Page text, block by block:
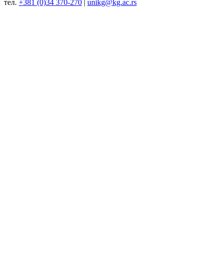
тел. +381 (0)34 370-270 | unikg@kg.ac.rs